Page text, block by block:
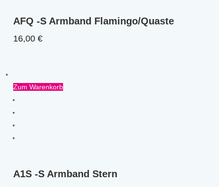
AFQ -S Armband Flamingo/Quaste
16,00€
Zum Warenkorb
A1S -S Armband Stern